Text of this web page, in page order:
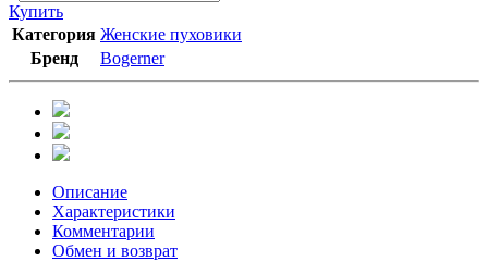
Купить
Категория Женские пуховики
Бренд
Bogerner
Описание
Характеристики
Комментарии
Обмен и возврат